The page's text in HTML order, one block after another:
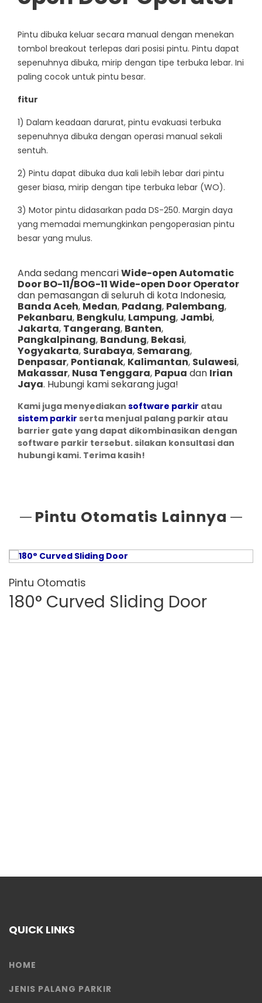
Pintu dibuka keluar secara manual dengan menekan
tombol breakout terlepas dari posisi pintu. Pintu dapat
sepenuhnya dibuka, mirip dengan tipe terbuka lebar. Ini
paling cocok untuk pintu besar.
fitur
1) Dalam keadaan darurat, pintu evakuasi terbuka
sepenuhnya dibuka dengan operasi manual sekali
sentuh.
2) Pintu dapat dibuka dua kali lebih lebar dari pintu
geser biasa, mirip dengan tipe terbuka lebar (WO).
3) Motor pintu didasarkan pada DS-250. Margin daya
yang memadai memungkinkan pengoperasian pintu
besar yang mulus.
Anda sedang mencariWide-open Automatic
Door BO-11/BOG-11 Wide-open Door Operator
dan pemasangan di seluruh di kota Indonesia,
Banda Aceh, Medan, Padang, Palembang,
Pekanbaru, Bengkulu, Lampung, Jambi,
Jakarta, Tangerang, Banten,
Pangkalpinang, Bandung, Bekasi,
Yogyakarta, Surabaya, Semarang,
Denpasar, Pontianak, Kalimantan, Sulawesi,
Makassar, Nusa Tenggara, Papua dan Irian
Jaya. Hubungi kami sekarang juga!
Kami juga menyediakan software parkir atau
sistem parkir serta menjual palang parkir atau
barrier gate yang dapat dikombinasikan dengan
software parkir tersebut. silakan konsultasi dan
hubungi kami. Terima kasih!
Pintu Otomatis Lainnya
Pintu Otomatis
180° Curved Sliding Door
QUICK LINKS
HOME
JENIS PALANG PARKIR